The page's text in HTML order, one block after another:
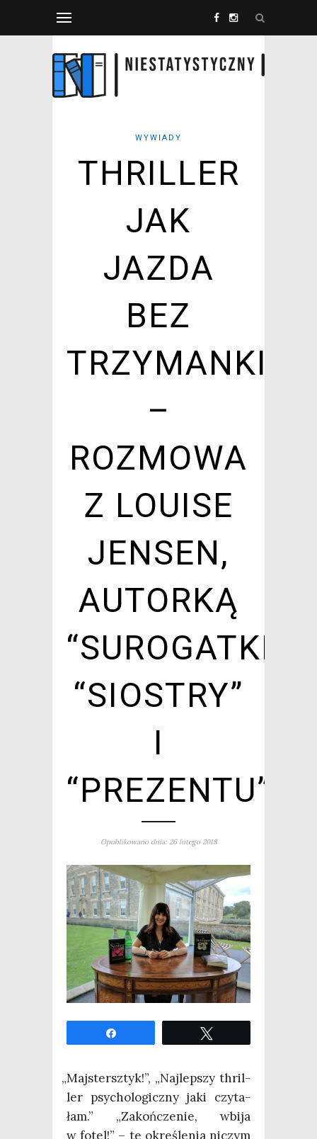
WYWIADY
THRILLER
JAK
JAZDA
BEZ
TRZYMANKI
–
ROZMOWA
Z LOUISE
JENSEN,
AUTORKĄ
“SUROGATKI”,
“SIOSTRY”
I
“PREZENTU”
Opublikowano dnia: 26 lutego 2018
„Maj­stersz­tyk!”, „Naj­lep­szy thril­
ler psy­cho­lo­gicz­ny jaki czy­ta­
łam.” „Zakoń­cze­nie, wbi­ja
w fotel!” – te okre­śle­nia niczym